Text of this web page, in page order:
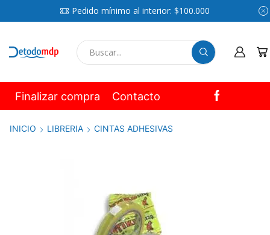
Pedido mínimo al interior: $100.000
Finalizar compra Contacto
INICIO LIBRERIA CINTAS ADHESIVAS